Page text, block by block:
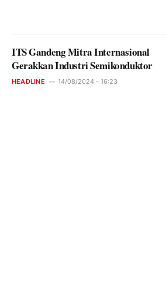
ITS Gandeng Mitra Internasional
Gerakkan Industri Semikonduktor
HEADLINE 14/08/2024 - 16:23